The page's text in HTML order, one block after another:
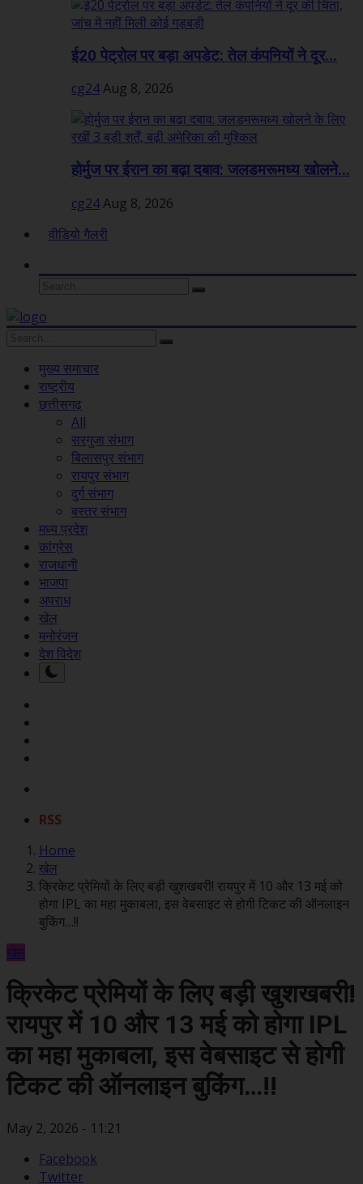
ई20 पेट्रोल पर बड़ा अपडेट: तेल कंपनियों ने दूर...
cg24Aug 8, 2026
होर्मुज पर ईरान का बढ़ा दबाव: जलडमरूमध्य खोलने...
cg24Aug 8, 2026
वीडियो गैलरी
मुख्य समाचार
राष्ट्रीय
छत्तीसगढ़
All
सरगुजा संभाग
बिलासपुर संभाग
रायपुर संभाग
दुर्ग संभाग
बस्तर संभाग
मध्य प्रदेश
कांग्रेस
राजधानी
भाजपा
अपराध
खेल
मनोरंजन
देश विदेश
RSS
Home
खेल
क्रिकेट प्रेमियों के लिए बड़ी खुशखबरी! रायपुर में 10 और 13 मई को
होगा IPL का महा मुकाबला, इस वेबसाइट से होगी टिकट की ऑनलाइन
बुकिंग…!!
खेल
क्रिकेट प्रेमियों के लिए बड़ी खुशखबरी!
रायपुर में 10 और 13 मई को होगा IPL
का महा मुकाबला, इस वेबसाइट से होगी
टिकट की ऑनलाइन बुकिंग…!!
May 2, 2026 - 11:21
Facebook
Twitter